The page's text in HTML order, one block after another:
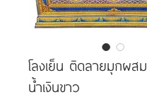
โลงเย็น ติดลายมุกผส
น้ำเงินขาว